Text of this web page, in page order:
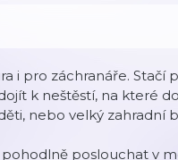
i pro záchranáře. Stačí
k neštěstí, na které
nebo velký zahradní
poslouchat v